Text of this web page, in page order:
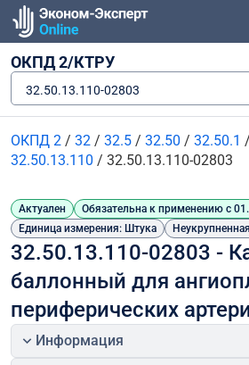
ОКПД 2/КТРУ
32.50.13.110-02803
ОКПД 2 / 32 / 32.5 / 32.50 / 32.50.1 /
32.50.13.110 / 32.50.13.110-02803
Актуален
Обязательна к применению с
Единица измерения: Штука
Неукрупненная
32.50.13.110-02803 -
баллонный для
периферических
Информация